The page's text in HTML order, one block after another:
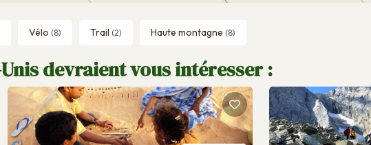
Vélo (8) Trail (2) Haute montagne (8)
devraient vous intéresser :